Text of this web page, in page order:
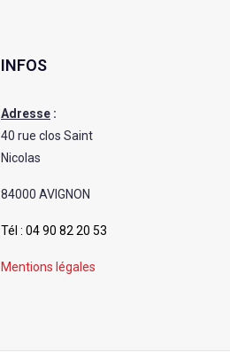
INFOS
Adresse :
40 rue clos Saint
Nicolas
84000 AVIGNON
Tél : 04 90 82 20 53
Mentions légales